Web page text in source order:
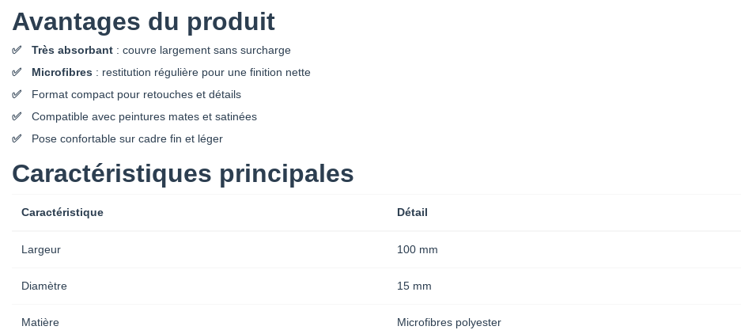
Avantages du produit
Très absorbant : couvre largement sans surcharge
Microfibres : restitution régulière pour une finition nette
Format compact pour retouches et détails
Compatible avec peintures mates et satinées
Pose confortable sur cadre fin et léger
Caractéristiques principales
Caractéristique Détail
Largeur 100 mm
Diamètre 15 mm
Matière Microfibres polyester